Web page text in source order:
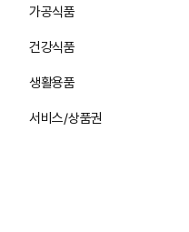
가공식품
건강식품
생활용품
서비스/상품권